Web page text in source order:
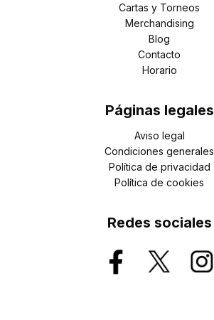
Cartas y Torneos
Merchandising
Blog
Contacto
Horario
Páginas legales
Aviso legal
Condiciones generales
Política de privacidad
Política de cookies
Redes sociales